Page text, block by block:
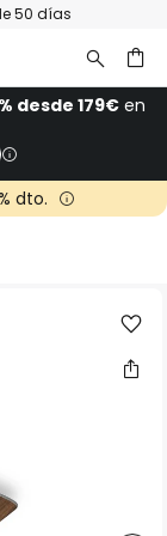
50 días
desde 179€ en
dto.